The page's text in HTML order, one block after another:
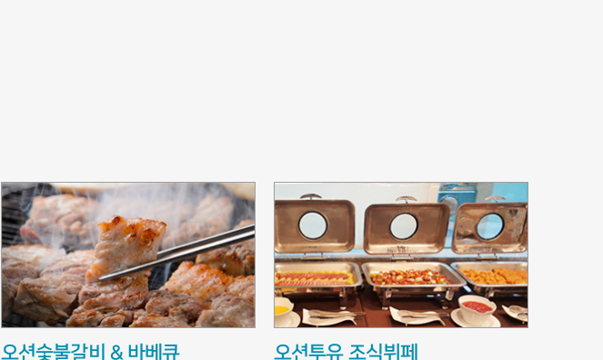
오션숯불갈비 & 바베큐 오션투유 조식뷔페